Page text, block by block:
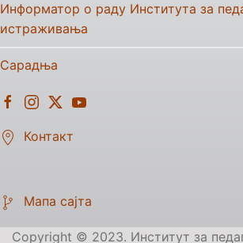
Информатор о раду Института за
истраживања
Сарадња
Контакт
Мапа сајта
Copyright © 2023. Институт за